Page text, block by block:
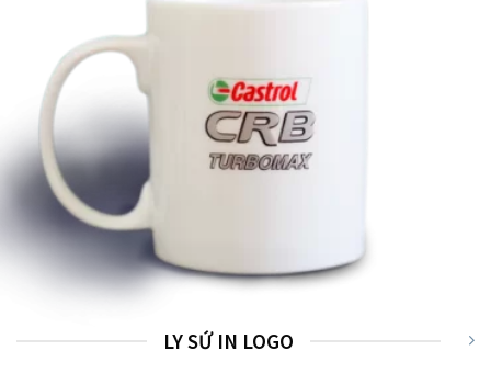
LY SỨ IN LOGO